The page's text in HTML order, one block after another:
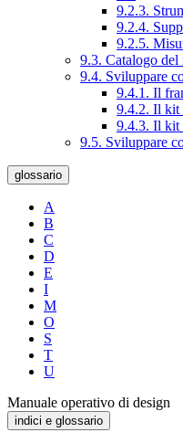
9.2.3.
9.2.4.
9.2.5.
9.3. Catalogo del
9.4. Sviluppare
9.4.1. Il
9.4.2. Il kit
9.4.3. Il kit
9.5. Sviluppare
glossario
A
B
C
D
E
I
M
O
S
T
U
Manuale operativo di design
indici e glossario